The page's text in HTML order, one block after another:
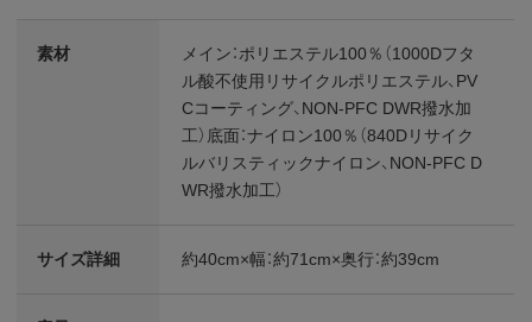
素材
メイン：ポリエステル100％（1000Dフタ
ル酸不使用リサイクルポリエステル、PV
Cコーティング、NON-PFC DWR撥水加
工）底面：ナイロン100％（840Dリサイク
ルバリスティックナイロン、NON-PFC D
WR撥水加工）
サイズ詳細 約40cm×幅：約71cm×奥行：約39cm